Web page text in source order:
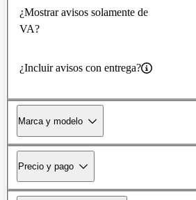
¿Mostrar avisos solamente de
VA?
¿Incluir avisos con entrega?
Marca y modelo
Precio y pago